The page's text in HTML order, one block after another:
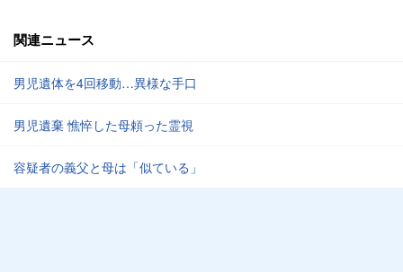
関連ニュース
男児遺体を4回移動…異様な手口
男児遺棄 憔悴した母頼った霊視
容疑者の義父と母は「似ている」